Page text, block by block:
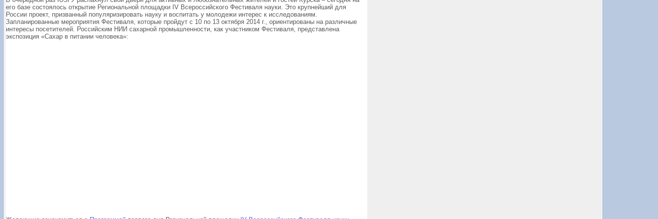
его базе состоялось открытие Региональной площадки IV Всероссийского Фестиваля науки . Это крупнейший для
России проект, призванный популяризировать науку и воспитать у молодежи интерес к исследованиям.
Запланированные мероприятия Фестиваля, которые пройдут с 10 по 13 октября 2014 г., ориентированы на различные
интересы посетителей. Российским НИИ сахарной промышленности, как участником Фестиваля, представлена
экспозиция «Сахар в питании человека»: